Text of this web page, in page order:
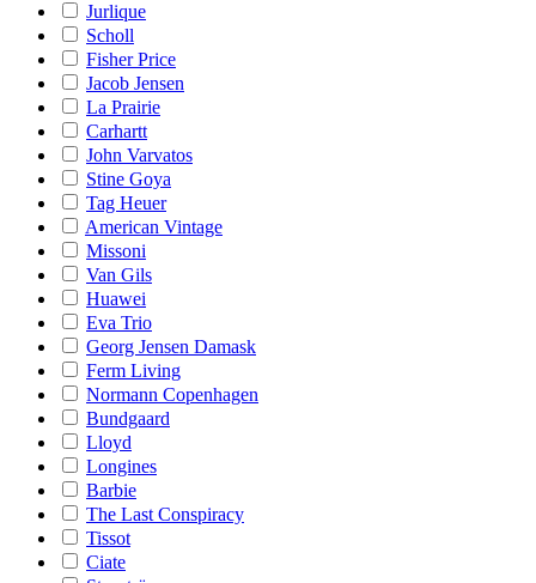
Jurlique
Scholl
Fisher Price
Jacob Jensen
La Prairie
Carhartt
John Varvatos
Stine Goya
Tag Heuer
American Vintage
Missoni
Van Gils
Huawei
Eva Trio
Georg Jensen Damask
Ferm Living
Normann Copenhagen
Bundgaard
Lloyd
Longines
Barbie
The Last Conspiracy
Tissot
Ciate